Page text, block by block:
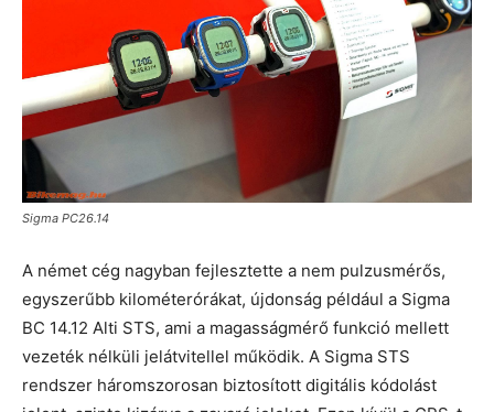
Sigma PC26.14
A német cég nagyban fejlesztette a nem pulzusmérős,
egyszerűbb kilométerórákat, újdonság például a Sigma
BC 14.12 Alti STS, ami a magasságmérő funkció mellett
vezeték nélküli jelátvitellel működik. A Sigma STS
rendszer háromszorosan biztosított digitális kódolást